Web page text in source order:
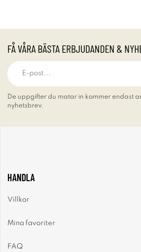
FÅ VÅRA BÄSTA ERBJUDANDEN &
De uppgifter du matar in kommer endast
nyhetsbrev.
HANDLA
Villkor
Mina favoriter
FAQ